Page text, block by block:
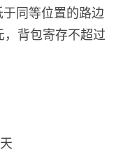
同等位置的路边
背包寄存不超过